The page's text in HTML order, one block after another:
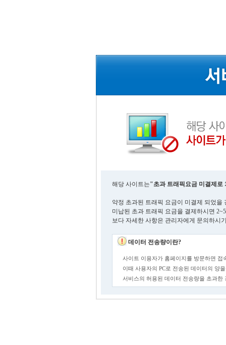
해당 사이트는"초과 트래픽요금 미결제로
약정 초과된 트래픽 요금이 미결제 되었을
미납된 초과 트래픽 요금을 결제하시면
보다 자세한 사항은 관리자에게 문의하시
데이터 전송량이란?
사이트 이용자가 홈페이지를 방문하면 접
이때 사용자의 PC로 전송된 데이터의 양
서비스의 허용된 데이터 전송량을 초과